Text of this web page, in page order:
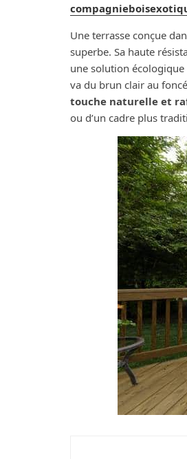
Une terrasse conçue
superbe. Sa haute
une solution écologique
va du brun clair au
touche naturelle et
ou d’un cadre plus